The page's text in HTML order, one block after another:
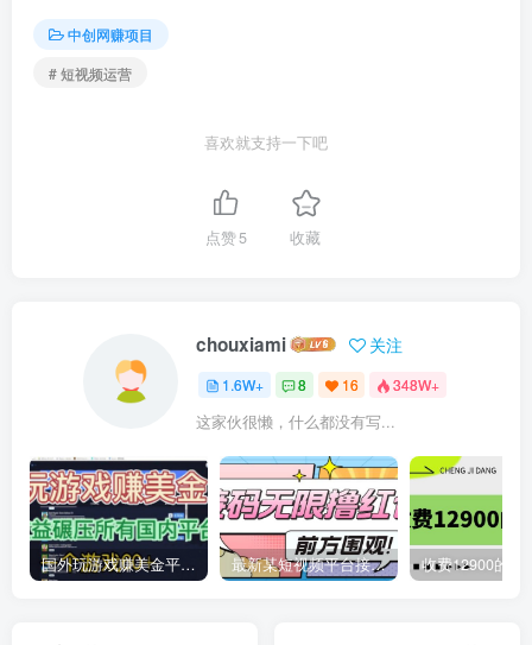
中创网赚项目
# 短视频运营
喜欢就支持一下吧
点赞5 收藏
chouxiami 关注
1.6W+ 8 16 348W+
这家伙很懒，什么都没有写...
国外玩游戏赚美金平台，一个游戏60+，收益碾压国内所有平台 最新某短视频平台接码看广告，无限撸1.3元项目【软件+详细操作教程】